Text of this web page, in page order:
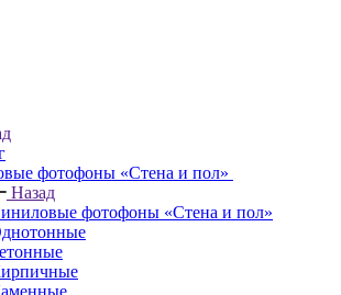
фотофоны «Стена и пол»
Назад
фотофоны «Стена и пол»